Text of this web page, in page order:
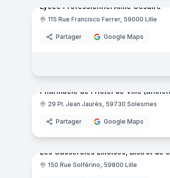
Formation Professionnelle
Lycée Professionnel Aimé Césaire
115 Rue Francisco Ferrer, 59000 Lille
Partager Google Maps
Pharmacie
29 Pl. Jean Jaurès, 59730 Solesmes
Partager Google Maps
Restaurant
Les Casseroles Lilloises, Bistrot de
150 Rue Solférino, 59800 Lille